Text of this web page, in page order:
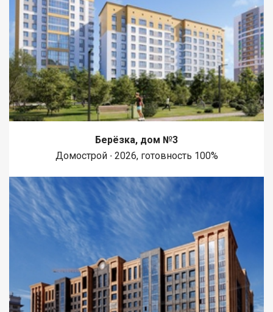
Берёзка, дом №3
Домострой ∙ 2026, готовность 100%